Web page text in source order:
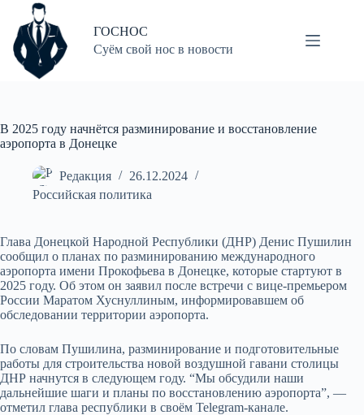
Перейти
сути
ГОСНОС
Суём свой нос в новости
В 2025 году начнётся разминирование и восстановление
аэропорта в Донецке
Редакция
26.12.2024
Российская политика
Глава Донецкой Народной Республики (ДНР) Денис Пушилин
сообщил о планах по разминированию международного
аэропорта имени Прокофьева в Донецке, которые стартуют в
2025 году. Об этом он заявил после встречи с вице-премьером
России Маратом Хуснуллиным, информировавшем об
обследовании территории аэропорта.
По словам Пушилина, разминирование и подготовительные
работы для строительства новой воздушной гавани столицы
ДНР начнутся в следующем году. “Мы обсудили наши
дальнейшие шаги и планы по восстановлению аэропорта”, —
отметил глава республики в своём Telegram-канале.